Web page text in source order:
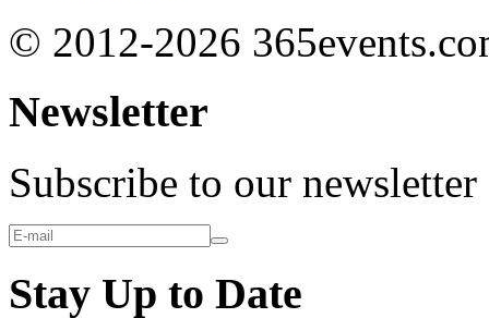
© 2012-2026
Newsletter
Subscribe to our newsletter
Stay Up to Date